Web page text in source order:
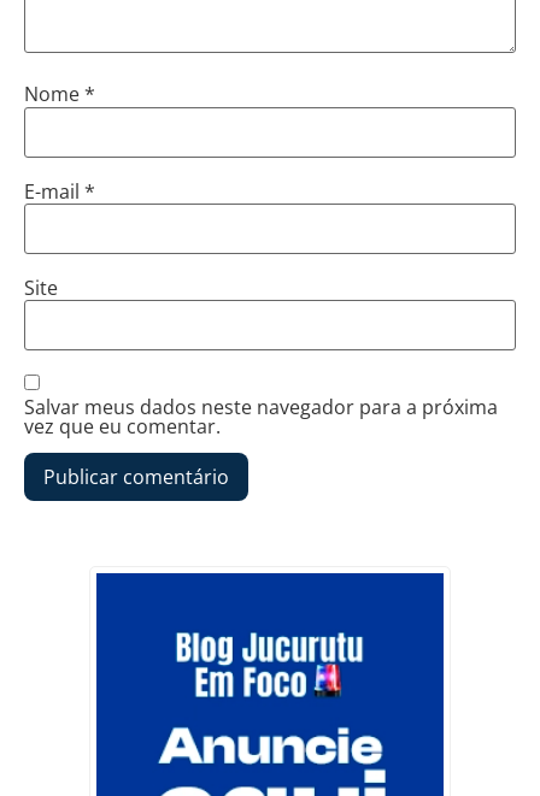
Nome*
E-mail *
Site
Salvar meus dados neste navegador para a próxima
vez que eu comentar.